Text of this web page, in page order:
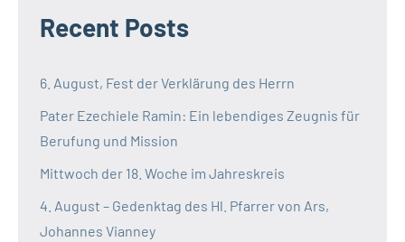
Recent Posts
6. August, Fest der Verklärung des Herrn
Pater Ezechiele Ramin: Ein lebendiges Zeugnis für
Berufung und Mission
Mittwoch der 18. Woche im Jahreskreis
4. August – Gedenktag des Hl. Pfarrer von Ars,
Johannes Vianney